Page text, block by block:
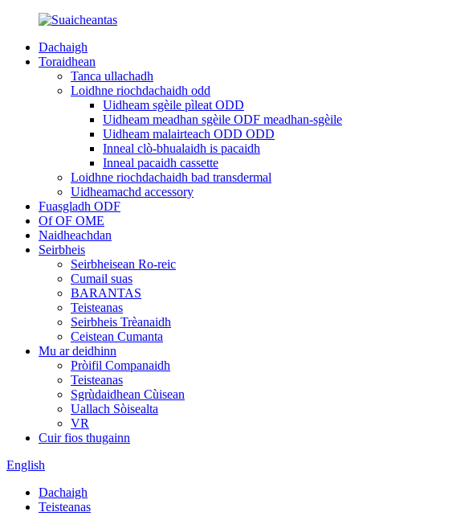
Dachaigh
Toraidhean
Tanca ullachadh
Loidhne riochdachaidh odd
Uidheam sgèile pìleat ODD
Uidheam meadhan sgèile ODF meadhan-sgèile
Uidheam malairteach ODD ODD
Inneal clò-bhualaidh is pacaidh
Inneal pacaidh cassette
Loidhne riochdachaidh bad transdermal
Uidheamachd accessory
Fuasgladh ODF
Of OF OME
Naidheachdan
Seirbheis
Seirbheisean Ro-reic
Cumail suas
BARANTAS
Teisteanas
Seirbheis Trèanaidh
Ceistean Cumanta
Mu ar deidhinn
Pròifil Companaidh
Teisteanas
Sgrùdaidhean Cùisean
Uallach Sòisealta
VR
Cuir fios thugainn
English
Dachaigh
Teisteanas